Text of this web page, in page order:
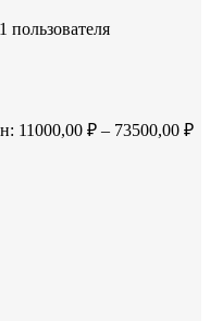
1 пользователя
11000,00 ₽ – 73500,00 ₽